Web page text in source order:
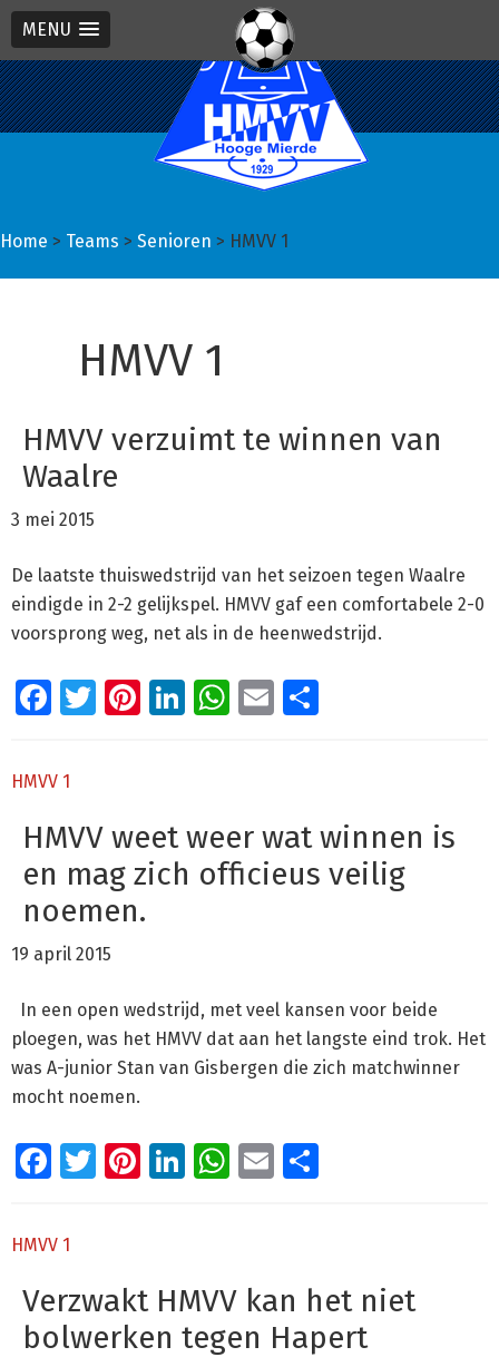
MENU
Spring
naar
de
Door
naar
de
Spring
naar
de
Home > Teams > Senioren > HMVV 1
HMVV 1
HMVV verzuimt te winnen van
Waalre
3 mei 2015
De laatste thuiswedstrijd van het seizoen tegen Waalre
eindigde in 2-2 gelijkspel. HMVV gaf een comfortabele 2-0
voorsprong weg, net als in de heenwedstrijd.
Facebook
Twitter
Pinterest
LinkedIn
WhatsApp
Email
HMVV 1
HMVV weet weer wat winnen is
en mag zich officieus veilig
noemen.
19 april 2015
In een open wedstrijd, met veel kansen voor beide
ploegen, was het HMVV dat aan het langste eind trok. Het
was A-junior Stan van Gisbergen die zich matchwinner
mocht noemen.
Facebook
Twitter
Pinterest
LinkedIn
WhatsApp
Email
HMVV 1
Verzwakt HMVV kan het niet
bolwerken tegen Hapert